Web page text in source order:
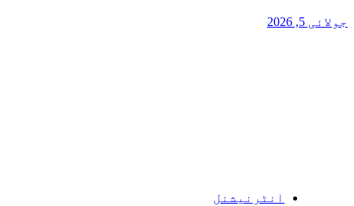
جولائی 5, 2026
انٹرنیشنل